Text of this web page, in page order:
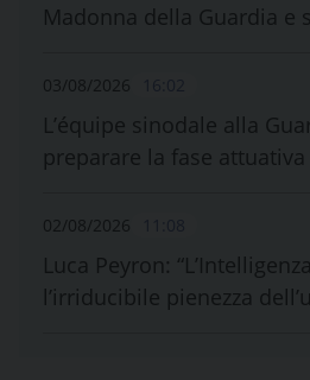
Madonna della Guardia e
03/08/2026
L’équipe sinodale alla
preparare la fase
02/08/2026
Luca Peyron:
l’irriducibile pienezza